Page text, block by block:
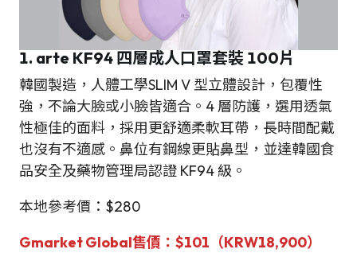
1. arte KF94 四層成人口罩套裝 100片
韓國製造，人體工學SLIM V 型立體設計，包覆性
強，不論大臉或小臉皆適合。4 層防護，選用透氣
性極佳的面料，採用更舒適柔軟耳帶，長時間配戴
也沒有不適感。鼻位有鋼線更貼鼻型，並達韓國食
品安全及藥物管理局認證 KF94 級。
本地參考價：$280
Gmarket Global售價：$101（KRW18,900）